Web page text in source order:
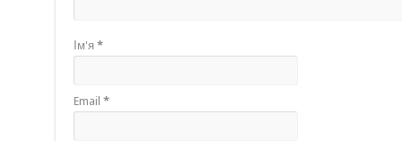
Ім'я *
Email *